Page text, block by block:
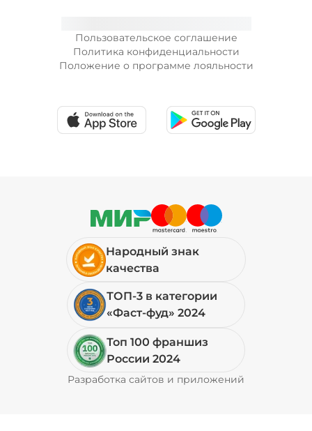
Пользовательское соглашение
Политика конфиденциальности
Положение о программе лояльности
Народный знак
качества
ТОП-3 в категории
«Фаст-фуд» 2024
Топ 100 франшиз
России 2024
Разработка сайтов и приложений
Pyrobyte